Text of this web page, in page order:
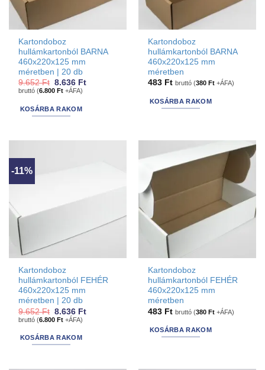
Kartondoboz
hullámkartonból BARNA
460x220x125 mm
méretben | 20 db
9.652Ft Original
price
9.652 Ft.
8.636 FtCurrent
bruttó (6.800Ft +ÁFA)
KOSÁRBA RAKOM
Kartondoboz
hullámkartonból BARNA
460x220x125 mm
méretben
483 Ft bruttó (380Ft +ÁFA)
KOSÁRBA RAKOM
-11%
Kartondoboz
hullámkartonból FEHÉR
460x220x125 mm
méretben | 20 db
9.652Ft Original
price
9.652 Ft.
8.636 FtCurrent
bruttó (6.800Ft +ÁFA)
KOSÁRBA RAKOM
Kartondoboz
hullámkartonból FEHÉR
460x220x125 mm
méretben
483 Ft bruttó (380Ft +ÁFA)
KOSÁRBA RAKOM